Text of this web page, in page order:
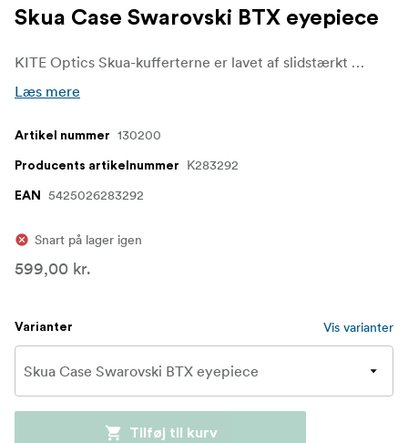
Skua Case Swarovski BTX eyepiece
KITE Optics Skua-kufferterne er lavet af slidstærkt neopren og giver fremragende beskyttelse af din kikkert, selv under udfordrende forhold.
Læs mere
Artikel nummer 130200
Producents artikelnummer K283292
EAN 5425026283292
Snart på lager igen
599,00 kr.
Varianter Vis varianter
Tilføj til kurv